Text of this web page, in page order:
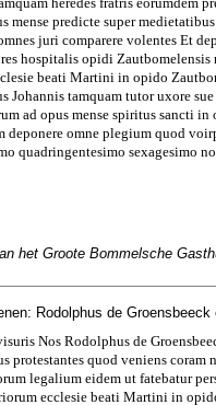
mense predicte super
juri comparere volentes Et
hospitalis opidi
beati Martini in opido
Johannis tamquam tutor uxore
ad opus mense spiritus sancti
deponere omne plegium quod
quadringentesimo sexagesimo
het Groote Bommelsche
Rodolphus de
Nos Rodolphus de
protestantes quod veniens
legalium eidem ut fatebatur
ecclesie beati Martini in